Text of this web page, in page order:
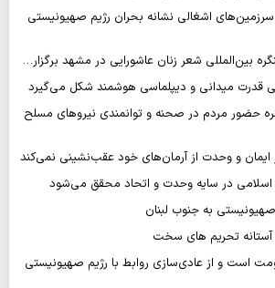
اشغالی نشانه بحران رژیم صهیونیستی
بین‌المللی شعر زنان عاشورایی در مشهد برگزار…
قدرت میدانی و دیپلماسی هوشمند شکل می‌گیرد
حضور مردم در صحنه و توانمندی نیروهای مسلح
ایمان و وحدت از آرمان‌های خود عقب‌نشینی نمی‌کند
اسلامی در سایه وحدت و اتحاد محقق می‌شود
به جنوب لبنان
آستانه تحریم های سخت
است و از عادی‌سازی روابط با رژیم صهیونیستی